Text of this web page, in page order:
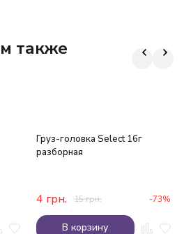
также
Груз-головка Select 16г
разборная
4 грн. 15грн. -73%
В корзину